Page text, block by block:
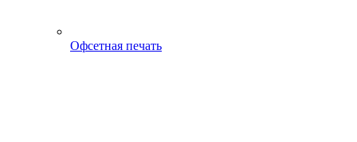
Офсетная печать